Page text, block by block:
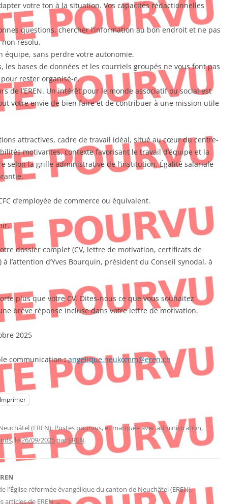
votre ton à la situation. Vos capacités rédactionnelles
questions, chercher l’information au bon endroit et ne pas
résolu.
équipe, sans perdre votre autonomie.
les bases de données et les courriels groupés ne vous font pas
rester organisé-e.
de l’EREN. Un intérêt pour le monde associatif ou social est
votre envie de bien faire et de contribuer à une mission utile
attractives, cadre de travail idéal, situé au cœur du centre-
motivantes, contexte favorisant le travail d’équipe et la
selon la grille administrative de l’institution. Égalité salariale
d’employée de commerce ou équivalent.
dossier complet (CV, lettre de motivation, certificats de
l’attention d’Yves Bourquin, président du Conseil synodal, à
plus que votre CV. Dites-nous ce que vous souhaitez
brève réponse incluse dans votre lettre de motivation.
2025
communication: angelique.neukomm@eren.ch
Imprimer
(EREN),Postes pourvus, et marquée avecadministration,
, le26/09/2025par EREN.
l'Église réformée évangélique du canton de Neuchâtel (EREN).
articles de EREN→